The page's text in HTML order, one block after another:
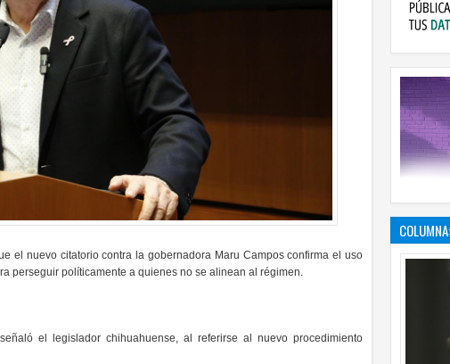
el nuevo citatorio contra la gobernadora Maru Campos confirma el uso
perseguir políticamente a quienes no se alinean al régimen.
el legislador chihuahuense, al referirse al nuevo procedimiento